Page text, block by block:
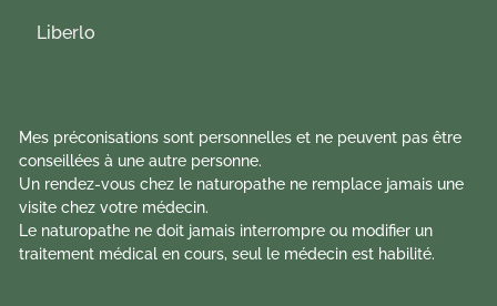
Liberlo
Mes préconisations sont personnelles et ne peuvent pas être
conseillées à une autre personne.
Un rendez-vous chez le naturopathe ne remplace jamais une
visite chez votre médecin.
Le naturopathe ne doit jamais interrompre ou modifier un
traitement médical en cours, seul le médecin est habilité.